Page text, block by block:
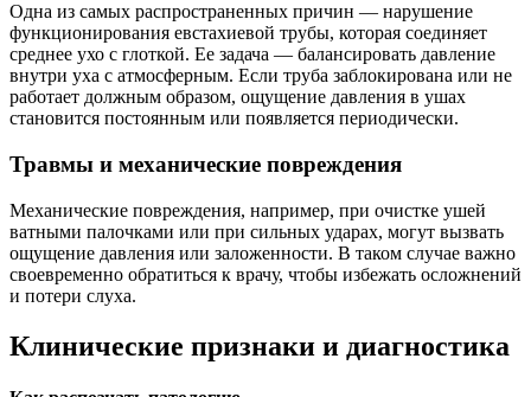
Одна из самых распространенных причин — нарушение
функционирования евстахиевой трубы, которая соединяет
среднее ухо с глоткой. Ее задача — балансировать давление
внутри уха с атмосферным. Если труба заблокирована или не
работает должным образом, ощущение давления в ушах
становится постоянным или появляется периодически.
Травмы и механические повреждения
Механические повреждения, например, при очистке ушей
ватными палочками или при сильных ударах, могут вызвать
ощущение давления или заложенности. В таком случае важно
своевременно обратиться к врачу, чтобы избежать осложнений
и потери слуха.
Клинические признаки и диагностика